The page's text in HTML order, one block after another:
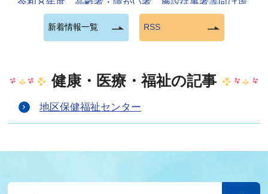
令和８年度 高齢者・障がい者 施設従事者等向け虐
待防止研修
～虐待リスクマネジメントとカスタマーハラスメント
8月3日
事業所向け料理教室「働く人のヘルス＆キッチン」を
新着情報一覧 RSS
健康・医療・福祉の記事
地区保健福祉センター